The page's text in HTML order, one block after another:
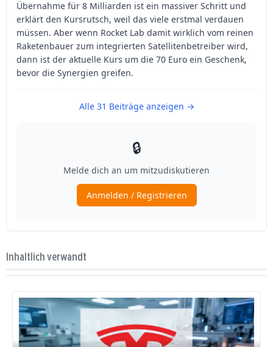
Inhaltlich verwandt